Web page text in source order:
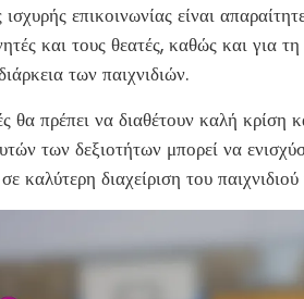
ισχυρής επικοινωνίας είναι
και τους θεατές, καθώς και για
των παιχνιδιών.
θα πρέπει να διαθέτουν καλή
των δεξιοτήτων μπορεί να
καλύτερη διαχείριση του